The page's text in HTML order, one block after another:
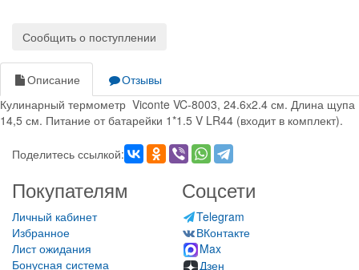
Сообщить о поступлении
Описание
Отзывы
Кулинарный термометр Viconte VC-8003, 24.6х2.4 см. Длина щупа
14,5 см. Питание от батарейки 1*1.5 V LR44 (входит в комплект).
Поделитесь ссылкой:
Покупателям
Личный кабинет
Избранное
Лист ожидания
Бонусная система
Соцсети
Telegram
ВКонтакте
Max
Дзен